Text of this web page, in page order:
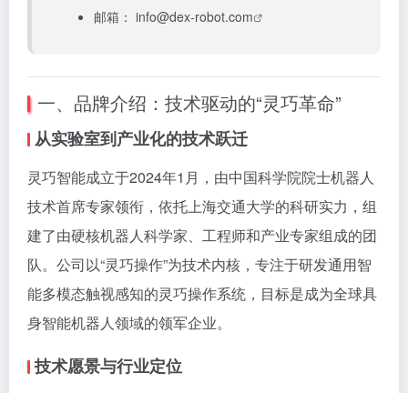
邮箱： info@dex-robot.com
一、品牌介绍：技术驱动的“灵巧革命”
从实验室到产业化的技术跃迁
灵巧智能成立于2024年1月，由中国科学院院士机器人
技术首席专家领衔，依托上海交通大学的科研实力，组
建了由硬核机器人科学家、工程师和产业专家组成的团
队。公司以“灵巧操作”为技术内核，专注于研发通用智
能多模态触视感知的灵巧操作系统，目标是成为全球具
身智能机器人领域的领军企业。
技术愿景与行业定位